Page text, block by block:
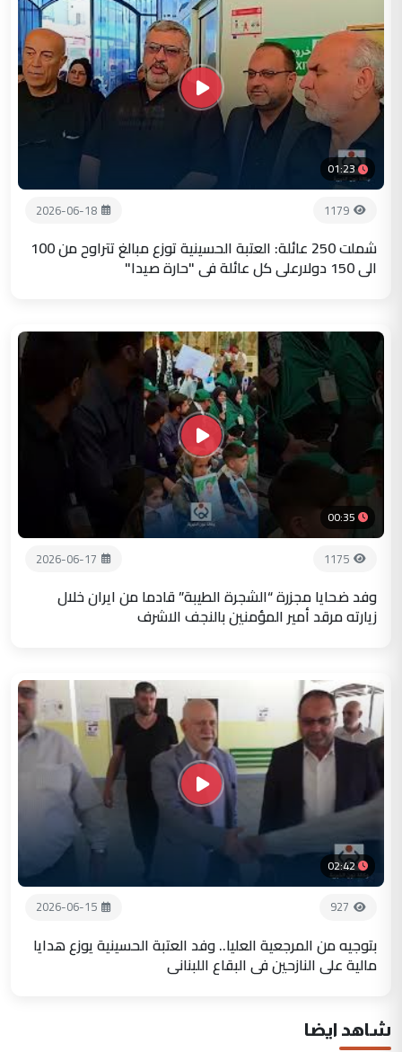
01:23
1179
2026-06-18
شملت 250 عائلة: العتبة الحسينية توزع مبالغ تتراوح من 100
الى 150 دولارعلى كل عائلة في "حارة صيدا"
00:35
1175
2026-06-17
وفد ضحايا مجزرة “الشجرة الطيبة” قادما من ايران خلال
زيارته مرقد أمير المؤمنين بالنجف الاشرف
02:42
927
2026-06-15
بتوجيه من المرجعية العليا.. وفد العتبة الحسينية يوزع هدايا
مالية على النازحين في البقاع اللبناني
شاهد ايضا